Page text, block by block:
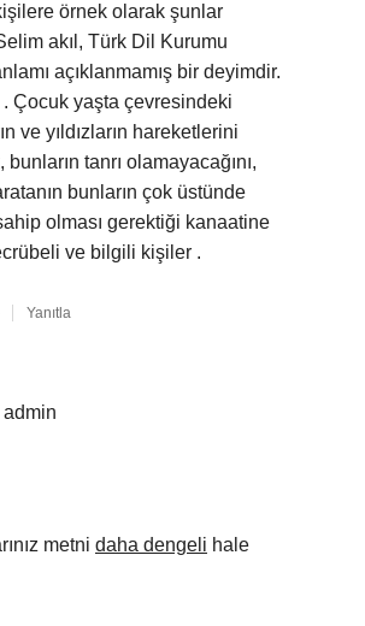
örnek olarak şunlar
akıl, Türk Dil Kurumu
açıklanmamış bir deyimdir.
. Çocuk yaşta çevresindeki
ve yıldızların hareketlerini
tanrı olamayacağını,
bunların çok üstünde
olması gerektiği kanaatine
ve bilgili kişiler .
Yanıtla
admin
metni daha dengeli hale